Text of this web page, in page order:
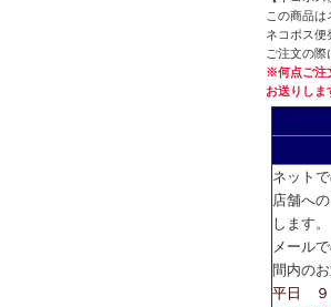
この商品
ネコポス便
ご注文の
※何点ご注
お送りしま
ネット
店舗へ
します。
メール
間内の
平日 ９